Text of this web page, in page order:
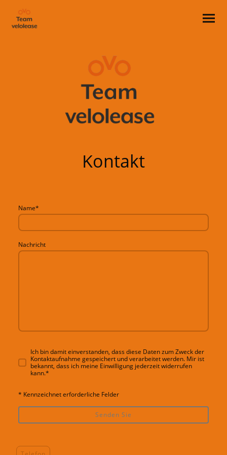
Kontakt
Name*
Nachricht
Ich bin damit einverstanden, dass diese Daten zum Zweck der
Kontaktaufnahme gespeichert und verarbeitet werden. Mir ist
bekannt, dass ich meine Einwilligung jederzeit widerrufen
kann.*
* Kennzeichnet erforderliche Felder
Senden Sie